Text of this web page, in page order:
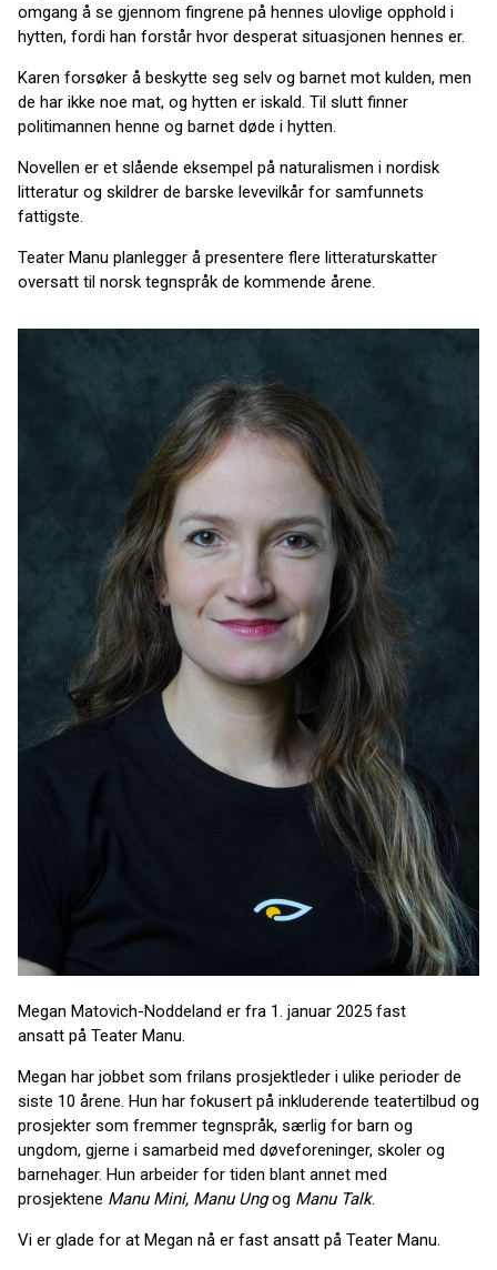
omgang å se gjennom fingrene på hennes ulovlige opphold i
hytten, fordi han forstår hvor desperat situasjonen hennes er.
Karen forsøker å beskytte seg selv og barnet mot kulden, men
de har ikke noe mat, og hytten er iskald. Til slutt finner
politimannen henne og barnet døde i hytten.
Novellen er et slående eksempel på naturalismen i nordisk
litteratur og skildrer de barske levevilkår for samfunnets
fattigste.
Teater Manu planlegger å presentere flere litteraturskatter
oversatt til norsk tegnspråk de kommende årene.
Megan Matovich-Noddeland er fra 1. januar 2025 fast
ansatt på Teater Manu.
Megan har jobbet som frilans prosjektleder i ulike perioder de
siste 10 årene. Hun har fokusert på inkluderende teatertilbud og
prosjekter som fremmer tegnspråk, særlig for barn og
ungdom, gjerne i samarbeid med døveforeninger, skoler og
barnehager. Hun arbeider for tiden blant annet med
prosjektene Manu Mini, Manu Ungog Manu Talk.
Vi er glade for at Megan nå er fast ansatt på Teater Manu.